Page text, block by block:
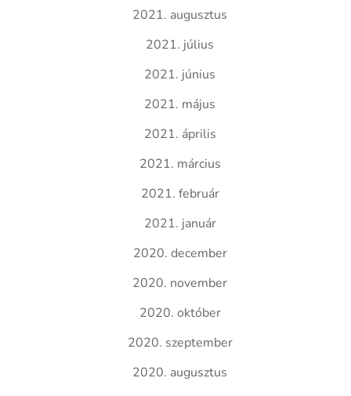
2021. augusztus
2021. július
2021. június
2021. május
2021. április
2021. március
2021. február
2021. január
2020. december
2020. november
2020. október
2020. szeptember
2020. augusztus